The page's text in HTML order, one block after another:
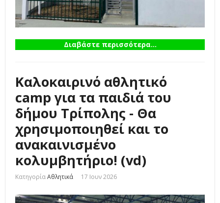
Διαβάστε περισσότερα...
Καλοκαιρινό αθλητικό
camp για τα παιδιά του
δήμου Τρίπολης - Θα
χρησιμοποιηθεί και το
ανακαινισμένο
κολυμβητήριο! (vd)
ΚατηγορίαΑθλητικά 17 Ιουν 2026